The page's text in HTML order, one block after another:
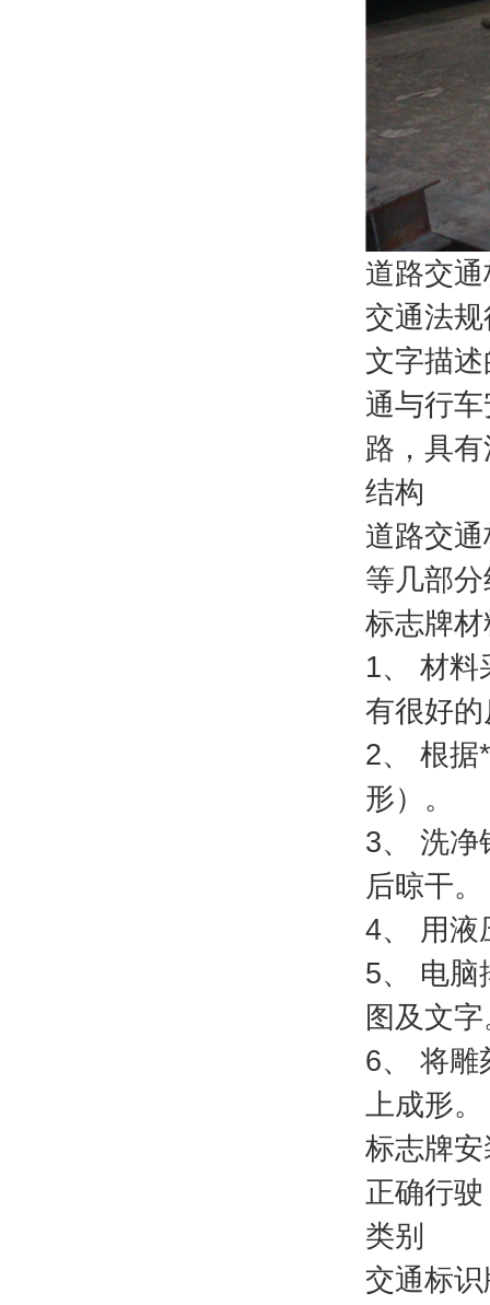
道路交
交通法
文字描
通与行
路，具
结构
道路交
等几部
标志牌
1、 材料
有很好
2、 根据
形）。
3、 洗净
后晾干。
4、 用液
5、 电脑
图及文
6、 将雕
上成形。
标志牌
正确行
类别
交通标